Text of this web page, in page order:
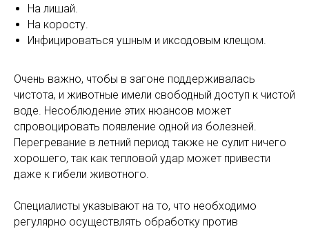
На лишай.
На коросту.
Инфицироваться ушным и иксодовым клещом.
Очень важно, чтобы в загоне поддерживалась
чистота, и животные имели свободный доступ к чистой
воде. Несоблюдение этих нюансов может
спровоцировать появление одной из болезней.
Перегревание в летний период также не сулит ничего
хорошего, так как тепловой удар может привести
даже к гибели животного.
Специалисты указывают на то, что необходимо
регулярно осуществлять обработку против